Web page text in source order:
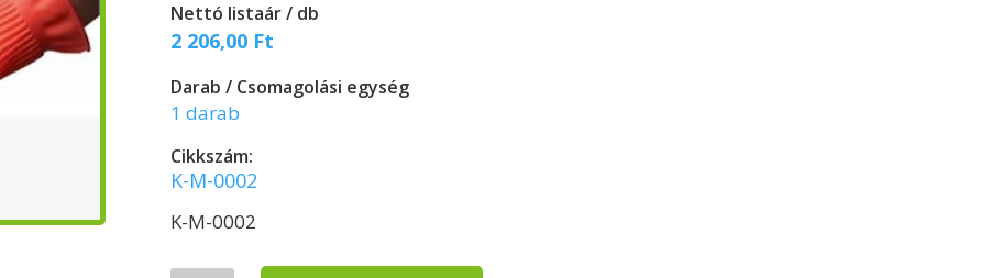
Nettó listaár / db
2 206,00 Ft
Darab / Csomagolási egység
1 darab
Cikkszám:
K-M-0002
K-M-0002